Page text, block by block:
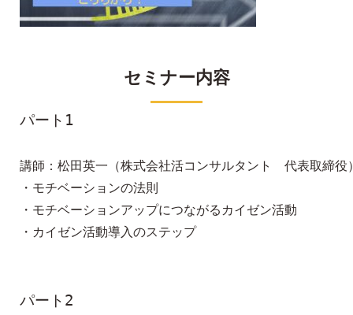
セミナー内容
パート1
講師：松田英一（株式会社活コンサルタント　代表取締役
・モチベーションの法則
・モチベーションアップにつながるカイゼン活動
・カイゼン活動導入のステップ
パート2